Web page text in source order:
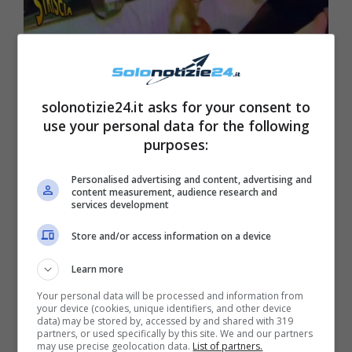
LEGGI ANCHE->Vite al Limite, le
miracolose trasformazioni del
solonotizie24.it asks for your consent to
use your personal data for the following
purposes:
Personalised advertising and content, advertising and
content measurement, audience research and
services development
Store and/or access information on a device
Learn more
Your personal data will be processed and information from
your device (cookies, unique identifiers, and other device
data) may be stored by, accessed by and shared with 319
partners, or used specifically by this site. We and our partners
may use precise geolocation data. List of partners.